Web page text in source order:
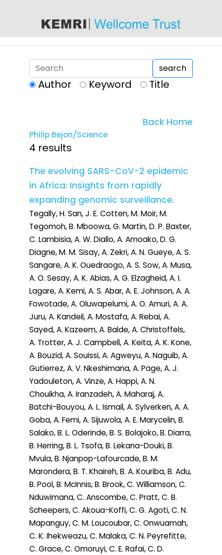
search
Author Keyword Title
Back Home
Philip Bejon/Science
4 results
The evolving SARS-CoV-2 epidemic
in Africa: Insights from rapidly
expanding genomic surveillance.
Tegally, H. San, J. E. Cotten, M. Moir, M.
Tegomoh, B. Mboowa, G. Martin, D. P. Baxter,
C. Lambisia, A. W. Diallo, A. Amoako, D. G.
Diagne, M. M. Sisay, A. Zekri, A. N. Gueye, A. S.
Sangare, A. K. Ouedraogo, A. S. Sow, A. Musa,
A. O. Sesay, A. K. Abias, A. G. Elzagheid, A. I.
Lagare, A. Kemi, A. S. Abar, A. E. Johnson, A. A.
Fowotade, A. Oluwapelumi, A. O. Amuri, A. A.
Juru, A. Kandeil, A. Mostafa, A. Rebai, A.
Sayed, A. Kazeem, A. Balde, A. Christoffels,
A. Trotter, A. J. Campbell, A. Keita, A. K. Kone,
A. Bouzid, A. Souissi, A. Agweyu, A. Naguib, A.
Gutierrez, A. V. Nkeshimana, A. Page, A. J.
Yadouleton, A. Vinze, A. Happi, A. N.
Chouikha, A. Iranzadeh, A. Maharaj, A.
Batchi-Bouyou, A. L. Ismail, A. Sylverken, A. A.
Goba, A. Femi, A. Sijuwola, A. E. Marycelin, B.
Salako, B. L. Oderinde, B. S. Bolajoko, B. Diarra,
B. Herring, B. L. Tsofa, B. Lekana-Douki, B.
Mvula, B. Njanpop-Lafourcade, B. M.
Marondera, B. T. Khaireh, B. A. Kouriba, B. Adu,
B. Pool, B. McInnis, B. Brook, C. Williamson, C.
Nduwimana, C. Anscombe, C. Pratt, C. B.
Scheepers, C. Akoua-Koffi, C. G. Agoti, C. N.
Mapanguy, C. M. Loucoubar, C. Onwuamah,
C. K. Ihekweazu, C. Malaka, C. N. Peyrefitte,
C. Grace, C. Omoruyi, C. E. Rafai, C. D.